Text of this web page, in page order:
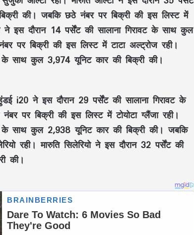
की। जबकि छठे नंबर पर बिक्री की इस लिस्ट में
दौरान 14 पर्सेंट की सालाना गिरावट के साथ कुल
पर बिक्री की इस लिस्ट में टाटा अल्ट्रोज रही।
के साथ कुल 3,974 यूनिट कार की बिक्री की।
i20 ने इस दौरान 29 पर्सेंट की सालाना गिरावट के
पर बिक्री की इस लिस्ट में टोयोटा ग्लैंजा रही।
के साथ कुल 2,938 यूनिट कार की बिक्री की। जबकि
रही। मारुति सिलेरियो ने इस दौरान 32 पर्सेंट की
की।
Redmi Note 15 Pro-स्मार्टफोन मार्केट में
Redmi का तहलका! Redmi Note 15 Pro
200MP कैमरा और 5G कनेक्टिविटी,जाने